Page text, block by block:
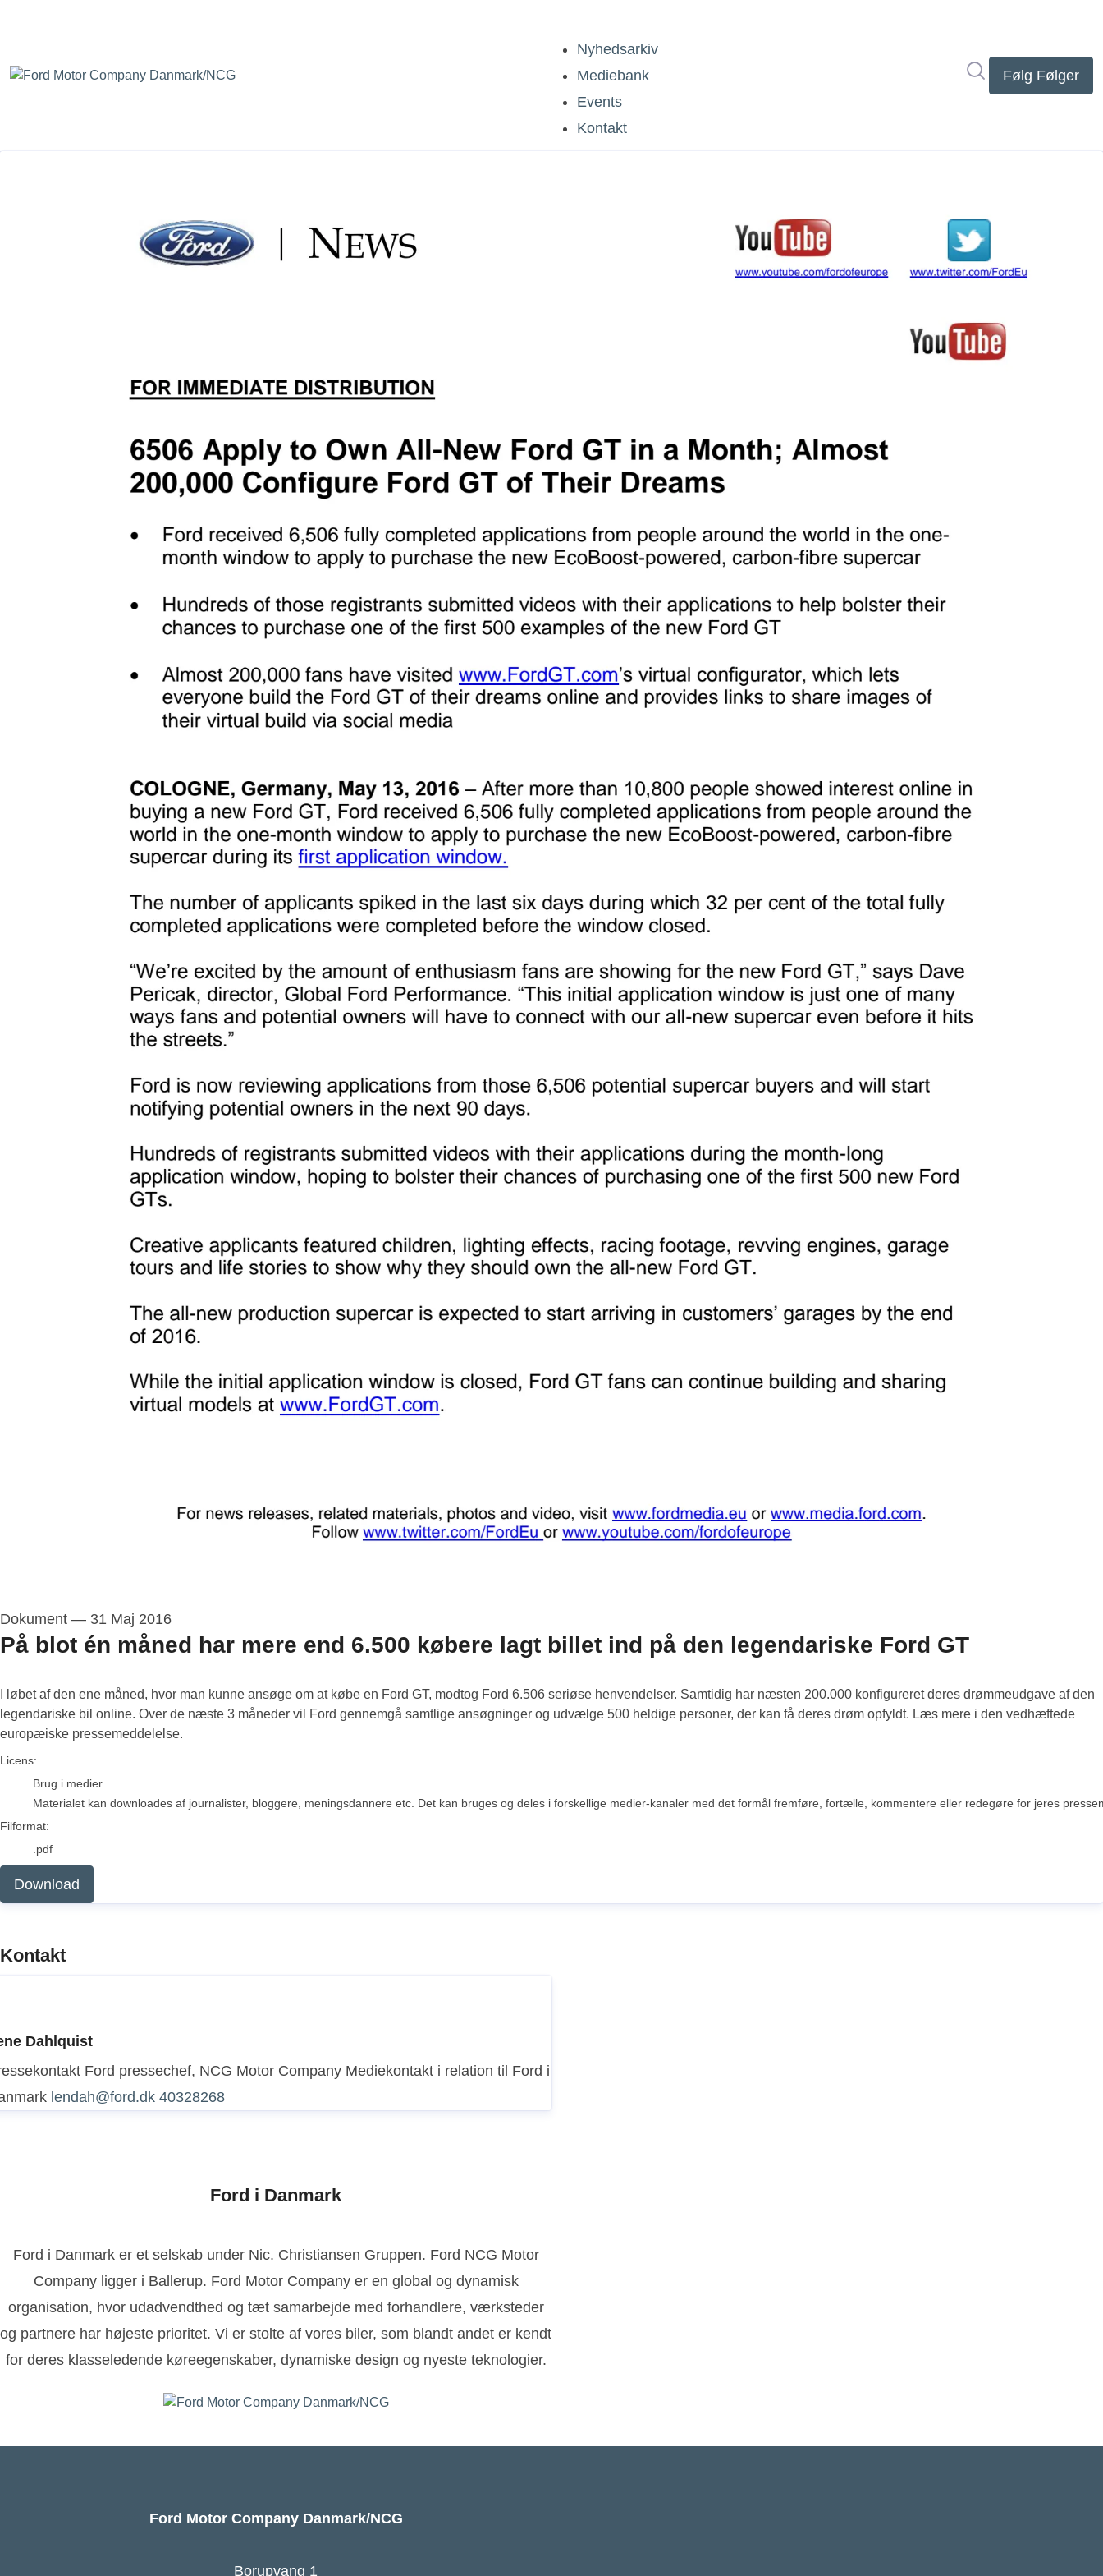
Nyhedsarkiv
Mediebank
Events
Kontakt
Følg Følger
Dokument — 31 Maj 2016
På blot én måned har mere end 6.500 købere lagt billet ind på den legendariske Ford GT
I løbet af den ene måned, hvor man kunne ansøge om at købe en Ford GT, modtog Ford 6.506 seriøse henvendelser. Samtidig har næsten 200.000 konfigureret deres drømmeudgave af den
legendariske bil online. Over de næste 3 måneder vil Ford gennemgå samtlige ansøgninger og udvælge 500 heldige personer, der kan få deres drøm opfyldt. Læs mere i den vedhæftede
europæiske pressemeddelelse.
go to media item
Licens:
Brug i medier
Materialet kan downloades af journalister, bloggere, meningsdannere etc. Det kan bruges og deles i forskellige medier-kanaler med det formål fremføre, fortælle, kommentere eller redegøre for jeres
Filformat:
.pdf
Download
Kontakt
Dahlquist
Ford pressechef, NCG Motor Company Mediekontakt i relation til Ford i
lendah@ford.dk 40328268
Ford i Danmark
Ford i Danmark er et selskab under Nic. Christiansen Gruppen. Ford NCG Motor
Company ligger i Ballerup. Ford Motor Company er en global og dynamisk
organisation, hvor udadvendthed og tæt samarbejde med forhandlere, værksteder
og partnere har højeste prioritet. Vi er stolte af vores biler, som blandt andet er kendt
for deres klasseledende køreegenskaber, dynamiske design og nyeste teknologier.
Ford Motor Company Danmark/NCG
Borupvang 1